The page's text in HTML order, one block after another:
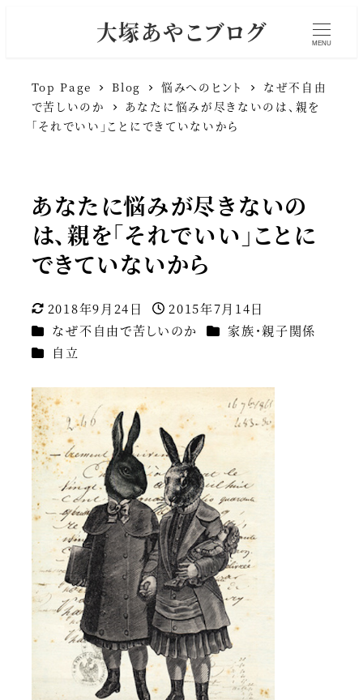
大塚あやこブログ MENU
Top Page Blog 悩みへのヒント
なぜ不自由
で苦しいのか
あなたに悩みが尽きないのは、親を
「それでいい」ことにできていないから
あなたに悩みが尽きないの
は、親を「それでいい」ことに
できていないから
更新日
2018年9月24日
投稿日
2015年7月14日
カテゴリー
なぜ不自由で苦しいのか カテゴリー
家族・親子関係
カテゴリー
自立